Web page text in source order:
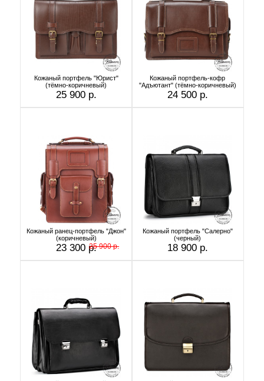
Кожаный портфель "Юрист"
(тёмно-коричневый)
25 900 р.
Кожаный портфель-кофр
"Адъютант" (тёмно-коричневый)
24 500 р.
Кожаный ранец-портфель "Джон"
(коричневый)
23 300 р.25 900 р.
Кожаный портфель "Салерно"
(черный)
18 900 р.